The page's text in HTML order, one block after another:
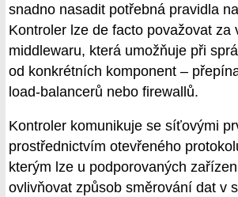
snadno nasadit potřebná pravidla
Kontroler lze de facto považovat za
middlewaru, která umožňuje při
od konkrétních komponent –
load-balancerů nebo firewallů.
Kontroler komunikuje se síťovými
prostřednictvím otevřeného
kterým lze u podporovaných
ovlivňovat způsob směrování dat v